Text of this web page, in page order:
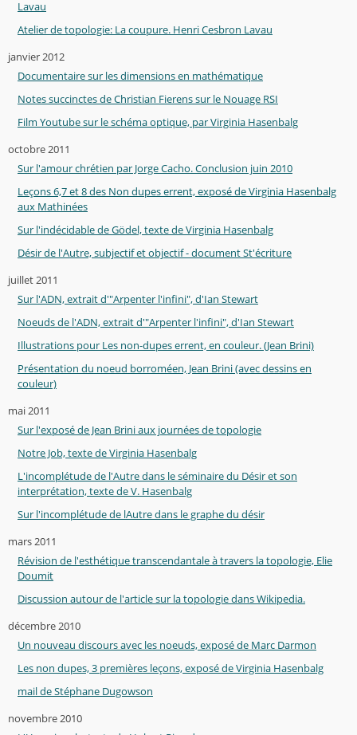
Lavau
Atelier de topologie: La coupure. Henri Cesbron Lavau
janvier 2012
Documentaire sur les dimensions en mathématique
Notes succinctes de Christian Fierens sur le Nouage RSI
Film Youtube sur le schéma optique, par Virginia Hasenbalg
octobre 2011
Sur l'amour chrétien par Jorge Cacho. Conclusion juin 2010
Leçons 6,7 et 8 des Non dupes errent, exposé de Virginia Hasenbalg
aux Mathinées
Sur l'indécidable de Gödel, texte de Virginia Hasenbalg
Désir de l'Autre, subjectif et objectif - document St'écriture
juillet 2011
Sur l'ADN, extrait d'"Arpenter l'infini", d'Ian Stewart
Noeuds de l'ADN, extrait d'"Arpenter l'infini", d'Ian Stewart
Illustrations pour Les non-dupes errent, en couleur. (Jean Brini)
Présentation du noeud borroméen, Jean Brini (avec dessins en
couleur)
mai 2011
Sur l'exposé de Jean Brini aux journées de topologie
Notre Job, texte de Virginia Hasenbalg
L'incomplétude de l'Autre dans le séminaire du Désir et son
interprétation, texte de V. Hasenbalg
Sur l'incomplétude de lAutre dans le graphe du désir
mars 2011
Révision de l'esthétique transcendantale à travers la topologie, Elie
Doumit
Discussion autour de l'article sur la topologie dans Wikipedia.
décembre 2010
Un nouveau discours avec les noeuds, exposé de Marc Darmon
Les non dupes, 3 premières leçons, exposé de Virginia Hasenbalg
mail de Stéphane Dugowson
novembre 2010